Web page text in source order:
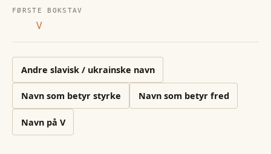
FØRSTE BOKSTAV
V
Andre slavisk / ukrainske navn
Navn som betyr styrke Navn som betyr fred
Navn på V